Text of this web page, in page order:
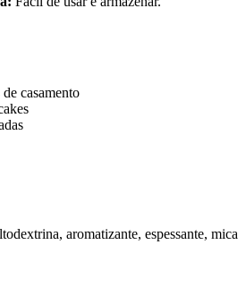
casamento
aromatizante, espessante, mica